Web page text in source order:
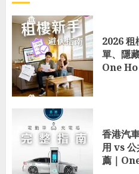
2026 租
單、隱
One
香港汽
用 vs
薦｜